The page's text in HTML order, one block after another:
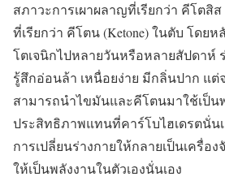
สภาวะการเผาผลาญที่เรียกว่า คีโตสิส
ที่เรียกว่า คีโตน (Ketone) ในตับ โดย
โตเจนิกไปหลายวันหรือหลายสัปดาห์
รู้สึกอ่อนล้า เหนื่อยง่าย มีกลิ่นปาก แต่
สามารถนำไขมันและคีโตนมาใช้เป็น
ประสิทธิภาพแทนที่คาร์โบไฮเดรตนั่นเ
การเปลี่ยนร่างกายให้กลายเป็นเครื่อ
ให้เป็นพลังงานในตัวเองนั่นเอง